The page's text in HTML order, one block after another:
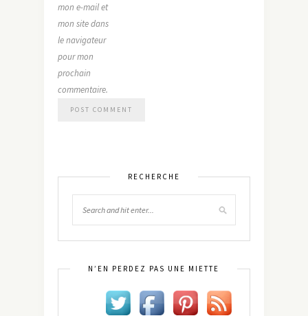
mon e-mail et
mon site dans
le navigateur
pour mon
prochain
commentaire.
RECHERCHE
N’EN PERDEZ PAS UNE MIETTE